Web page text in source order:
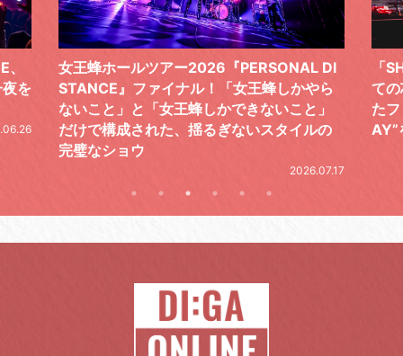
ら
の
「SHISHAMOでした!!!」ロックバンドとし
ての芯を貫き通し、笑顔と感謝で泳ぎ切っ
たファイナルライブ、DAY2“GOODBYE D
AY”をレポート
気
レ